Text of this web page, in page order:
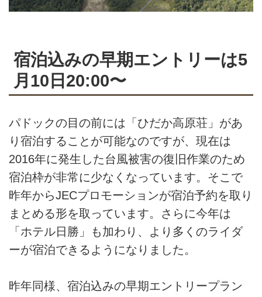
宿泊込みの早期エントリーは5
月10日20:00〜
パドックの目の前には「ひだか高原荘」があ
り宿泊することが可能なのですが、現在は
2016年に発生した台風被害の復旧作業のため
宿泊枠が非常に少なくなっています。そこで
昨年からJECプロモーションが宿泊予約を取り
まとめる形を取っています。さらに今年は
「ホテル日勝」も加わり、より多くのライダ
ーが宿泊できるようになりました。
昨年同様、宿泊込みの早期エントリープラン